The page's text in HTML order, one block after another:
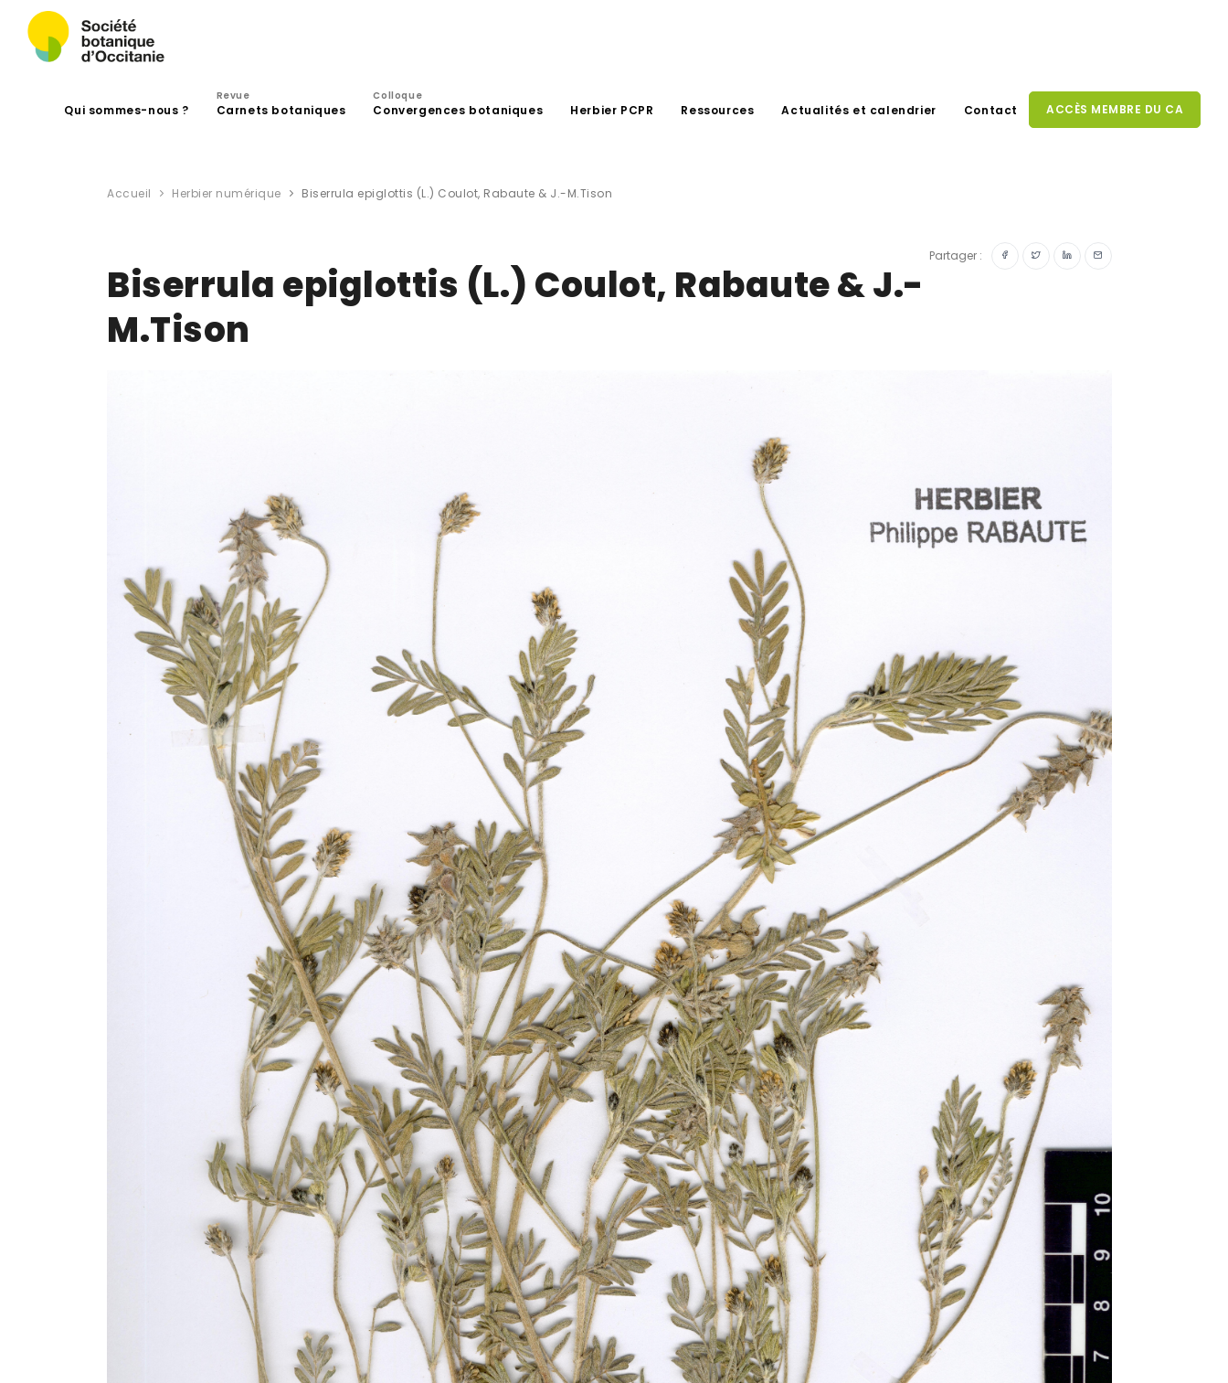
Qui sommes-nous ?
Revue
Carnets botaniques
Colloque
Convergences botaniques Herbier PCPR Ressources Actualités et calendrier Contact ACCÈS MEMBRE DU CA
Accueil Herbier numérique Biserrula epiglottis (L.) Coulot, Rabaute & J.-M.Tison
Partager :
Biserrula epiglottis (L.) Coulot, Rabaute & J.-
M.Tison